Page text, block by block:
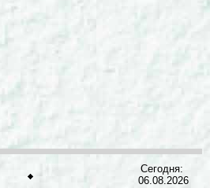
Сегодня:
06.08.2026